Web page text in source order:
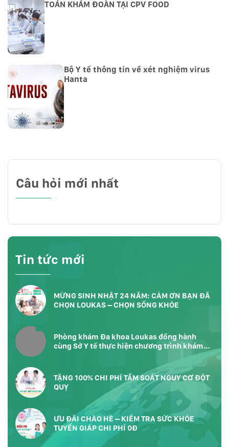
TOÁN KHÁM ĐOÀN TẠI CPV FOOD
Bộ Y tế thông tin về xét nghiệm virus
Hanta
Câu hỏi mới nhất
Tin tức mới
MỪNG SINH NHẬT 24 NĂM: CẢM ƠN BẠN ĐÃ
CHỌN LOUKAS – CHỌN SỐNG KHỎE
Phòng khám Đa khoa Loukas đồng hành
cùng Sở Y tế thực hiện chương trình khám
TẶNG 100% CHI PHÍ TẦM SOÁT NGUY CƠ ĐỘT
QUỴ
ƯU ĐÃI CHÀO HÈ – KIỂM TRA SỨC KHỎE
TUYẾN GIÁP CHI PHÍ 0Đ